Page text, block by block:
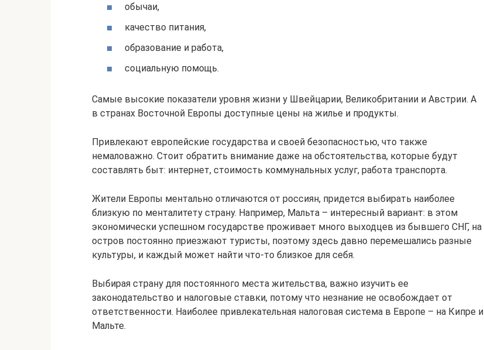
обычаи,
качество питания,
образование и работа,
социальную помощь.
Самые высокие показатели уровня жизни у Швейцарии, Великобритании и Австрии. А
в странах Восточной Европы доступные цены на жилье и продукты.
Привлекают европейские государства и своей безопасностью, что также
немаловажно. Стоит обратить внимание даже на обстоятельства, которые будут
составлять быт: интернет, стоимость коммунальных услуг, работа транспорта.
Жители Европы ментально отличаются от россиян, придется выбирать наиболее
близкую по менталитету страну. Например, Мальта – интересный вариант: в этом
экономически успешном государстве проживает много выходцев из бывшего СНГ, на
остров постоянно приезжают туристы, поэтому здесь давно перемешались разные
культуры, и каждый может найти что-то близкое для себя.
Выбирая страну для постоянного места жительства, важно изучить ее
законодательство и налоговые ставки, потому что незнание не освобождает от
ответственности. Наиболее привлекательная налоговая система в Европе – на Кипре и
Мальте.